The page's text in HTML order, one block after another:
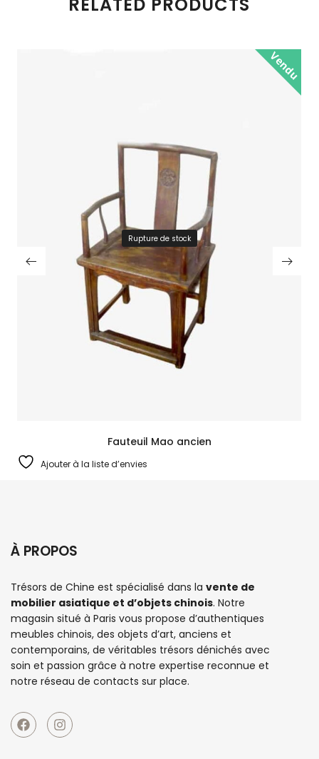
RELATED PRODUCTS
Vendu
Rupture de stock
Fauteuil Mao ancien
Ajouter à la liste d’envies
À PROPOS
Trésors de Chine est spécialisé dans la vente de
mobilier asiatique et d’objets chinois. Notre
magasin situé à Paris vous propose d’authentiques
meubles chinois, des objets d’art, anciens et
contemporains, de véritables trésors dénichés avec
soin et passion grâce à notre expertise reconnue et
notre réseau de contacts sur place.